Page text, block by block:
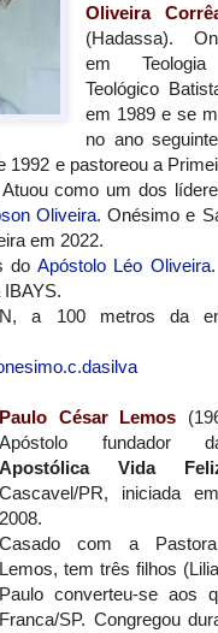
Oliveira
(Hadassa).
em
Teológico
em 1989 e se
no ano
e pastoreou a
como um dos
Oliveira. Onésimo e
em 2022.
do Apóstolo Léo Oliveira
N, a 100 metros da
Paulo César Lemos
Apóstolo fundador
Apostólica Vida
Cascavel/PR, iniciada
2008.
Casado com a
Lemos, tem três filhos
Paulo converteu-se aos
Franca/SP. Congregou